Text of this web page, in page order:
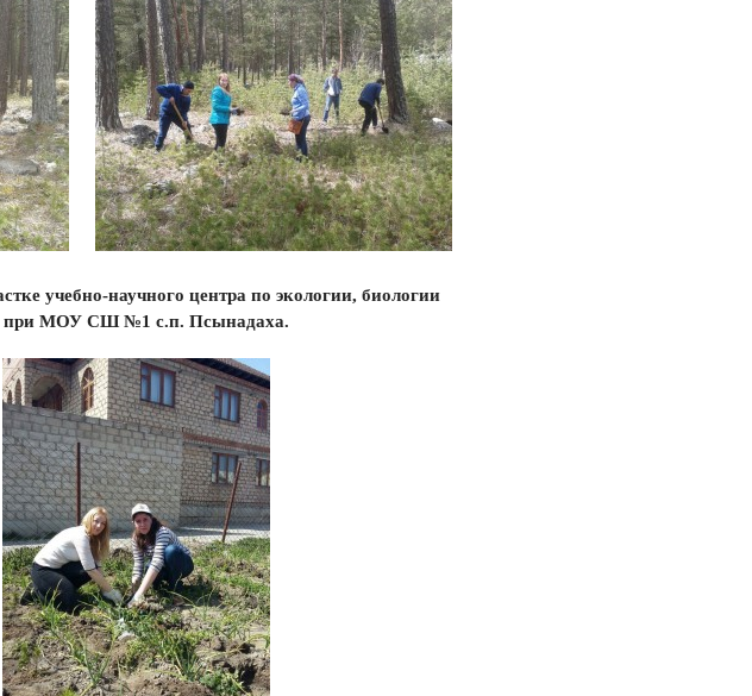
учебно-научного центра по экологии, биологии
при МОУ СШ №1 с.п. Псынадаха.